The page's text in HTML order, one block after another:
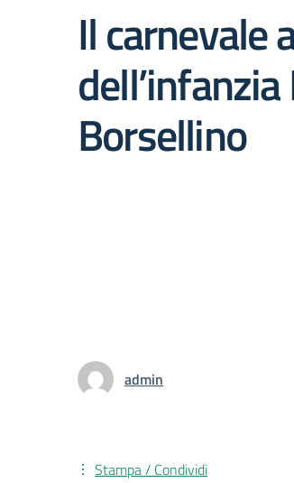
Il carnevale
Borsellino
admin
Stampa / Condividi